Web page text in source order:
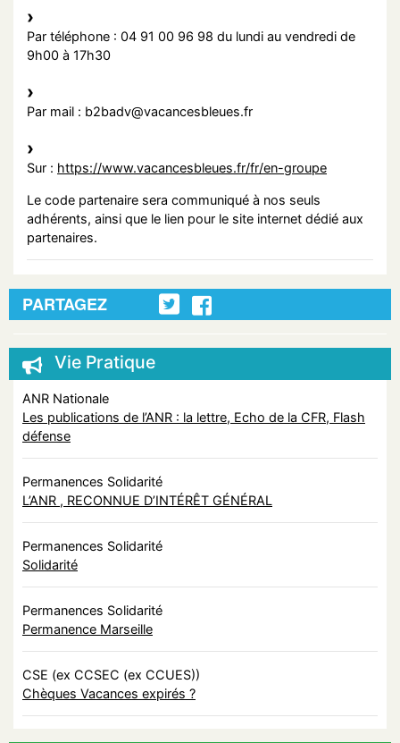
Par téléphone : 04 91 00 96 98 du lundi au vendredi de
9h00 à 17h30
Par mail : b2badv@vacancesbleues.fr
Sur : https://www.vacancesbleues.fr/fr/en-groupe
Le code partenaire sera communiqué à nos seuls
adhérents, ainsi que le lien pour le site internet dédié aux
partenaires.
PARTAGEZ
Vie Pratique
ANR Nationale
Les publications de l’ANR : la lettre, Echo de la CFR, Flash
défense
Permanences Solidarité
L’ANR , RECONNUE D’INTÉRÊT GÉNÉRAL
Permanences Solidarité
Solidarité
Permanences Solidarité
Permanence Marseille
CSE (ex CCSEC (ex CCUES))
Chèques Vacances expirés ?